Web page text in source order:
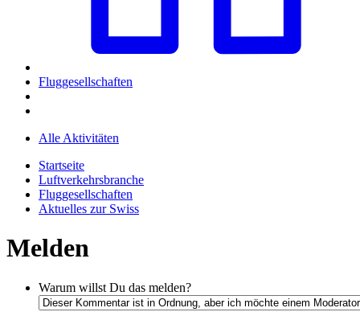
Fluggesellschaften
Alle Aktivitäten
Startseite
Luftverkehrsbranche
Fluggesellschaften
Aktuelles zur Swiss
Melden
Warum willst Du das melden?